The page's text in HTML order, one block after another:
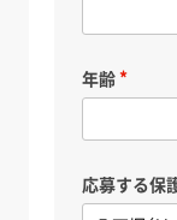
年齢
応募する保